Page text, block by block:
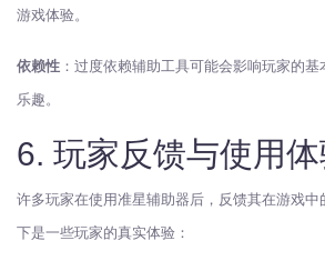
游戏体验。
依赖性 ：过度依赖辅助工具可能会影响玩家的
乐趣。
6. 玩家反馈与使用
许多玩家在使用准星辅助器后，反馈其在游戏中
下是一些玩家的真实体验：